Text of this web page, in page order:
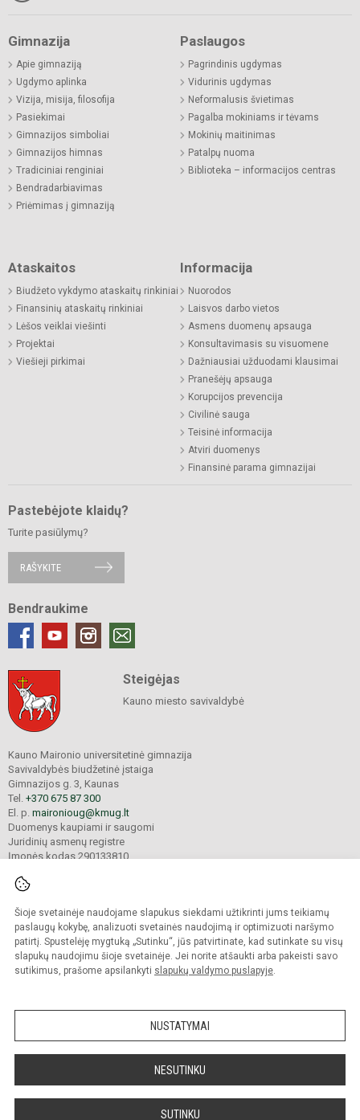
Šioje svetainėje naudojame slapukus siekdami užtikrinti jums teikiamų
paslaugų kokybę, analizuoti svetainės naudojimą ir optimizuoti naršymo
patirtį. Spustelėję mygtuką „Sutinku“, jūs patvirtinate, kad sutinkate su visų
slapukų naudojimu šioje svetainėje. Jei norite atšaukti arba pakeisti savo
sutikimus, prašome apsilankyti slapukų valdymo puslapyje.
NUSTATYMAI
NESUTINKU
SUTINKU
Gimnazija
Apie gimnaziją
Ugdymo aplinka
Vizija, misija, filosofija
Pasiekimai
Gimnazijos simboliai
Gimnazijos himnas
Tradiciniai renginiai
Bendradarbiavimas
Priėmimas į gimnaziją
Paslaugos
Pagrindinis ugdymas
Vidurinis ugdymas
Neformalusis švietimas
Pagalba mokiniams ir tėvams
Mokinių maitinimas
Patalpų nuoma
Biblioteka – informacijos centras
Ataskaitos
Biudžeto vykdymo ataskaitų rinkiniai
Finansinių ataskaitų rinkiniai
Lėšos veiklai viešinti
Projektai
Viešieji pirkimai
Informacija
Nuorodos
Laisvos darbo vietos
Asmens duomenų apsauga
Konsultavimasis su visuomene
Dažniausiai užduodami klausimai
Pranešėjų apsauga
Korupcijos prevencija
Civilinė sauga
Teisinė informacija
Atviri duomenys
Finansinė parama gimnazijai
Pastebėjote klaidų?
Turite pasiūlymų?
RAŠYKITE
Bendraukime
Steigėjas
Kauno miesto savivaldybė
Kauno Maironio universitetinė gimnazija
Savivaldybės biudžetinė įstaiga
Gimnazijos g. 3, Kaunas
Tel. +370 675 87 300
El. p. maironioug@kmug.lt
Duomenys kaupiami ir saugomi
Juridinių asmenų registre
Įmonės kodas 290133810
© 2025. Kauno Maironio universitetinė gimnazija. Visos teisės saugomos.
Kopijuoti turinį be raštiško įstaigos administracijos sutikimo griežtai draudžiama.
Prieinamumo paraiška Slapukų valdymas
Sumanus būdas atnaujinti